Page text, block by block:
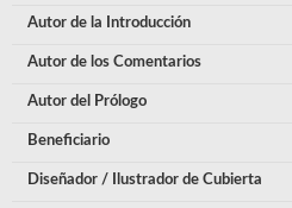
Autor de la Introducción
Autor de los Comentarios
Autor del Prólogo
Beneficiario
Diseñador / Ilustrador de Cubierta